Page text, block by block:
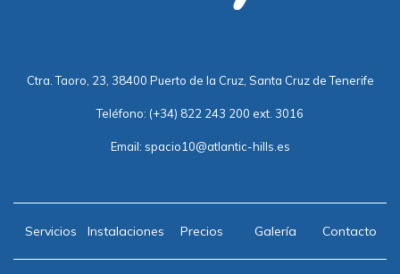
Ctra. Taoro, 23, 38400 Puerto de la Cruz, Santa Cruz de Tenerife
Teléfono: (+34) 822 243 200 ext. 3016
Email: spacio10@atlantic-hills.es
Servicios Instalaciones Precios Galería Contacto